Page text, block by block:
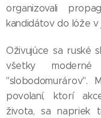
organizovali
kandidátov do lóže v
Oživujúce sa ruské
všetky
"slobodomurárov".
povolaní, ktorí
života, sa napriek